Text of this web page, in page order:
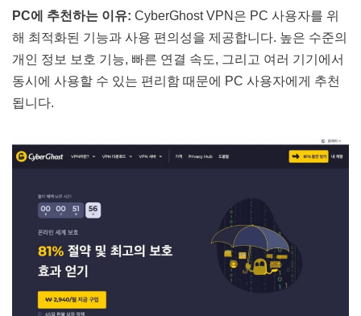
PC에 추천하는 이유: CyberGhost VPN은 PC 사용자를 위
해 최적화된 기능과 사용 편의성을 제공합니다. 높은 수준의
개인 정보 보호 기능, 빠른 연결 속도, 그리고 여러 기기에서
동시에 사용할 수 있는 편리함 때문에 PC 사용자에게 추천
됩니다​​.